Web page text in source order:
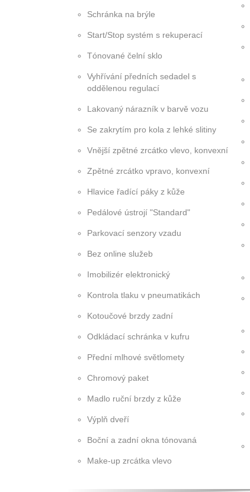
Schránka na brýle
Start/Stop systém s rekuperací
Tónované čelní sklo
Vyhřívání předních sedadel s
oddělenou regulací
Lakovaný nárazník v barvě vozu
Se zakrytím pro kola z lehké slitiny
Vnější zpětné zrcátko vlevo, konvexní
Zpětné zrcátko vpravo, konvexní
Hlavice řadící páky z kůže
Pedálové ústrojí "Standard"
Parkovací senzory vzadu
Bez online služeb
Imobilizér elektronický
Kontrola tlaku v pneumatikách
Kotoučové brzdy zadní
Odkládací schránka v kufru
Přední mlhové světlomety
Chromový paket
Madlo ruční brzdy z kůže
Výplň dveří
Boční a zadní okna tónovaná
Make-up zrcátka vlevo